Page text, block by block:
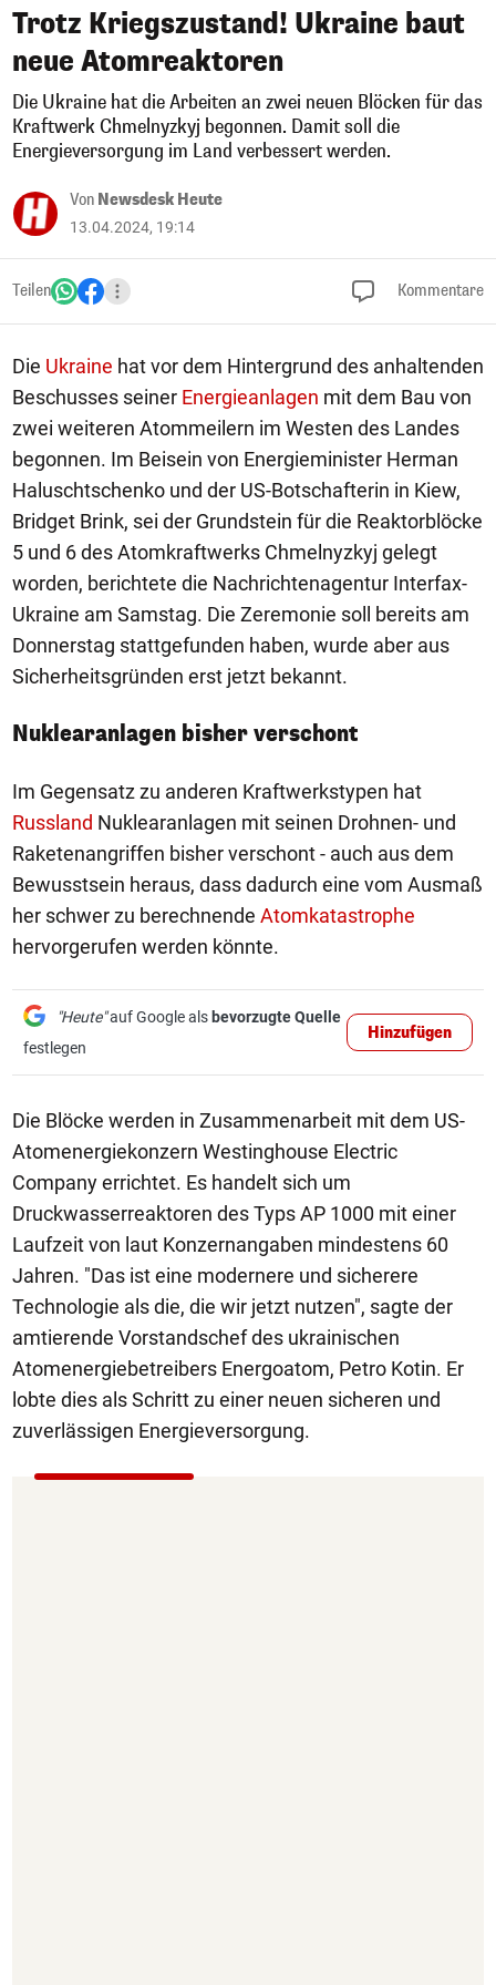
Trotz Kriegszustand! Ukraine baut
neue Atomreaktoren
Die Ukraine hat die Arbeiten an zwei neuen Blöcken für das
Kraftwerk Chmelnyzkyj begonnen. Damit soll die
Energieversorgung im Land verbessert werden.
Von Newsdesk Heute
13.04.2024, 19:14
Teilen Kommentare
Die Ukraine hat vor dem Hintergrund des anhaltenden
Beschusses seiner Energieanlagen mit dem Bau von
zwei weiteren Atommeilern im Westen des Landes
begonnen. Im Beisein von Energieminister Herman
Haluschtschenko und der US-Botschafterin in Kiew,
Bridget Brink, sei der Grundstein für die Reaktorblöcke
5 und 6 des Atomkraftwerks Chmelnyzkyj gelegt
worden, berichtete die Nachrichtenagentur Interfax-
Ukraine am Samstag. Die Zeremonie soll bereits am
Donnerstag stattgefunden haben, wurde aber aus
Sicherheitsgründen erst jetzt bekannt.
Nuklearanlagen bisher verschont
Im Gegensatz zu anderen Kraftwerkstypen hat
Russland Nuklearanlagen mit seinen Drohnen- und
Raketenangriffen bisher verschont - auch aus dem
Bewusstsein heraus, dass dadurch eine vom Ausmaß
her schwer zu berechnende Atomkatastrophe
hervorgerufen werden könnte.
"Heute"auf Google als bevorzugte Quelle
festlegen
Hinzufügen
Die Blöcke werden in Zusammenarbeit mit dem US-
Atomenergiekonzern Westinghouse Electric
Company errichtet. Es handelt sich um
Druckwasserreaktoren des Typs AP 1000 mit einer
Laufzeit von laut Konzernangaben mindestens 60
Jahren. "Das ist eine modernere und sicherere
Technologie als die, die wir jetzt nutzen", sagte der
amtierende Vorstandschef des ukrainischen
Atomenergiebetreibers Energoatom, Petro Kotin. Er
lobte dies als Schritt zu einer neuen sicheren und
zuverlässigen Energieversorgung.